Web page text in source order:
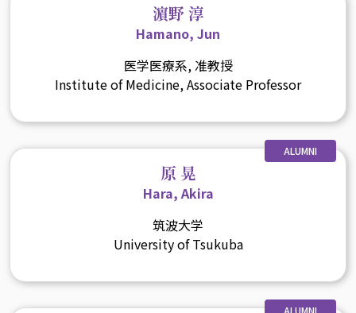
濵野 淳
Hamano, Jun
医学医療系, 准教授
Institute of Medicine, Associate Professor
ALUMNI
原 晃
Hara, Akira
筑波大学
University of Tsukuba